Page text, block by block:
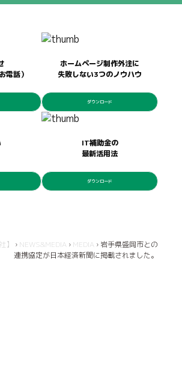
電話）
ホームページ制作外注に
失敗しない3つのノウハウ
ダウンロード
IT補助金の
最新活用法
ダウンロード
】 › NEWS&MEDIA › MEDIA › 岩手県盛岡市との
連携協定が日本経済新聞に掲載されました。